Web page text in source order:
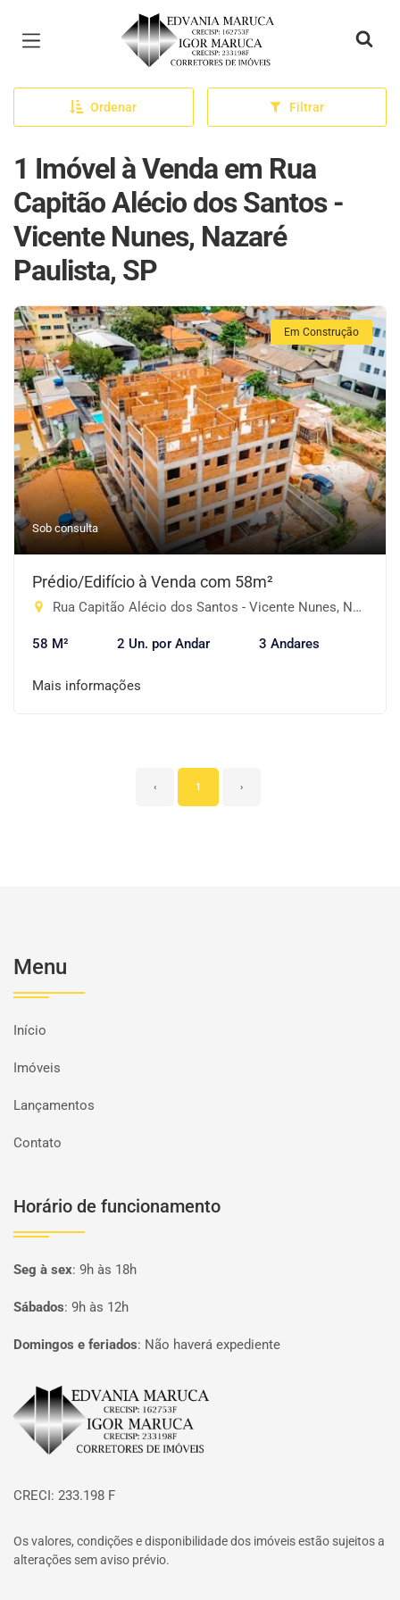
Página inicial
Ordenar Filtrar
1 Imóvel à Venda em Rua
Capitão Alécio dos Santos -
Vicente Nunes, Nazaré
Paulista, SP
Em Construção
Sob consulta
Prédio/Edifício à Venda com 58m²
Rua Capitão Alécio dos Santos - Vicente Nunes, Nazaré Paulista-SP
58 M² 2 Un. por Andar 3 Andares
Mais informações
‹ 1 ›
Menu
Início
Imóveis
Lançamentos
Contato
Horário de funcionamento
Seg à sex: 9h às 18h
Sábados: 9h às 12h
Domingos e feriados: Não haverá expediente
Página inicial
CRECI: 233.198 F
Os valores, condições e disponibilidade dos imóveis estão sujeitos a
alterações sem aviso prévio.